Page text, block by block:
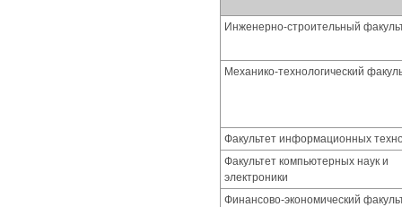
Инженерно-строительный
Механико-технологический
Факультет информационных
Факультет компьютерных наук и
электроники
Финансово-экономический